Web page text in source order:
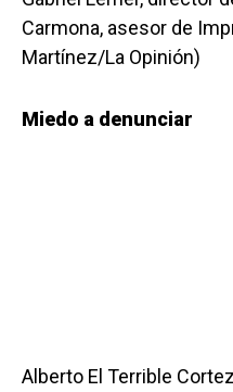
Carmona, asesor de
Martínez/La Opinión)
Miedo a denunciar
Alberto El Terrible